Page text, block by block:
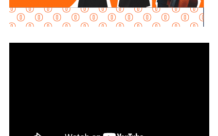
¿Quién se acuerda de los peatones? ¿Quién piensa
en el que quiere cruzar la calle sin tener que subirse
para avisarle a los conductores que había una barda